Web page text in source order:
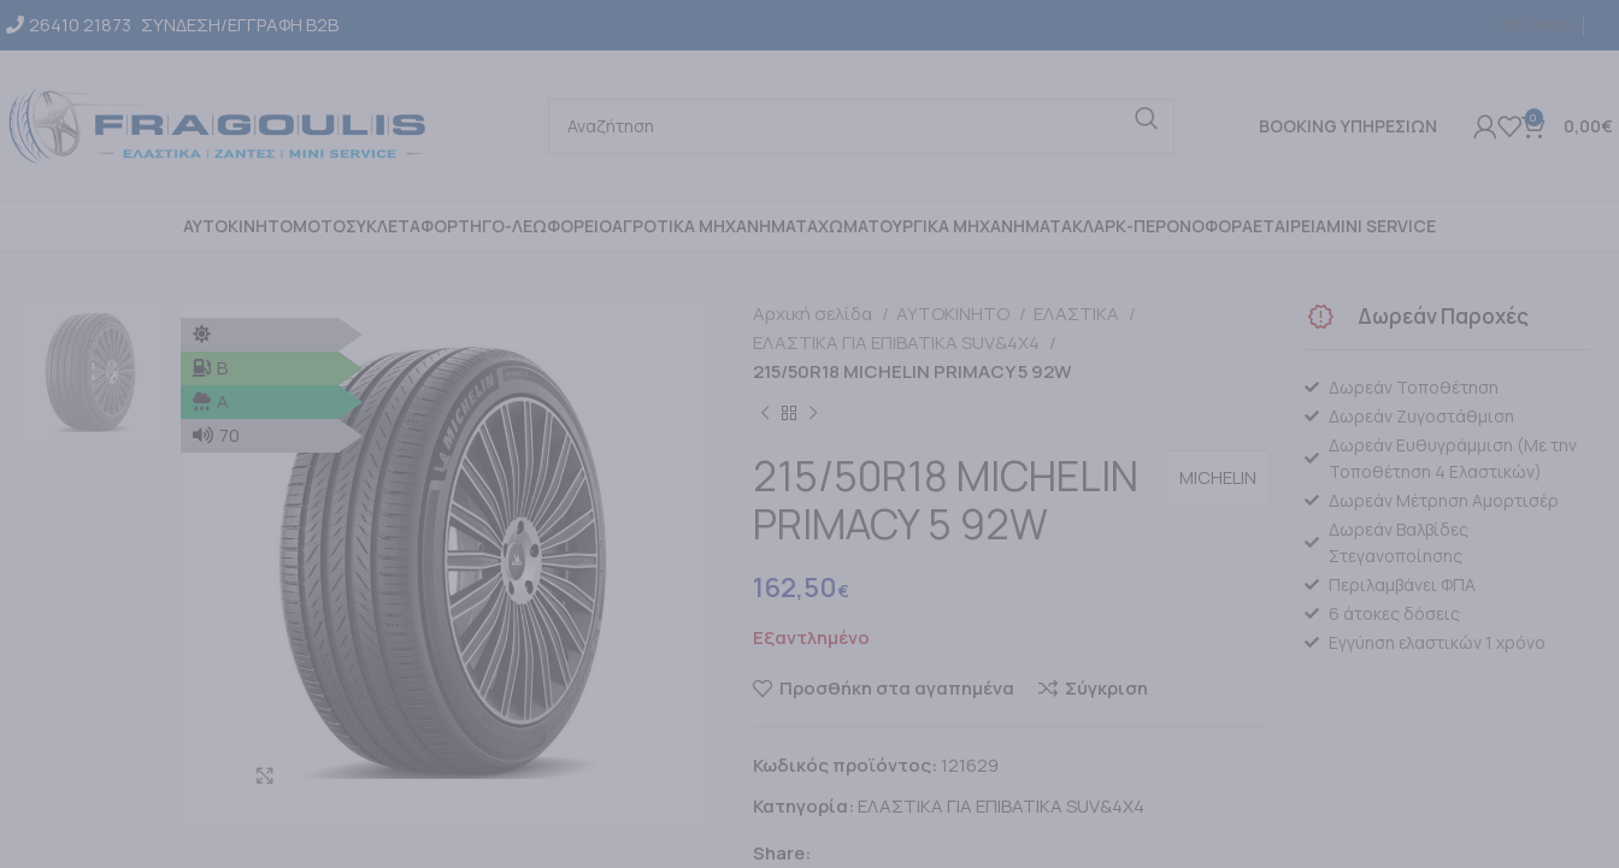
26410 21873 ΣΥΝΔΕΣΗ/ΕΓΓΡΑΦΗ Β2Β
BOOKING ΥΠΗΡΕΣΙΩΝ 0 0,00€
ΑΥΤΟΚΙΝΗΤΟΜΟΤΟΣΥΚΛΕΤΑΦΟΡΤΗΓΟ-ΛΕΩΦΟΡΕΙΟΑΓΡΟΤΙΚΑ ΜΗΧΑΝΗΜΑΤΑΧΩΜΑΤΟΥΡΓΙΚΑ ΜΗΧΑΝΗΜΑΤΑΚΛΑΡΚ-ΠΕΡΟΝΟΦΟΡΑΕΤΑΙΡΕΙΑMINI SERVICE
B
A
70
Κάντε κλικ για μεγέθυνση
Αρχική σελίδα ΑΥΤΟΚΙΝΗΤΟ
ΕΛΑΣΤΙΚΑ
ΕΛΑΣΤΙΚΑ ΓΙΑ ΕΠΙΒΑΤΙΚΑ SUV&4X4
215/50R18 MICHELIN PRIMACY 5 92W
215/50R18 MICHELIN
PRIMACY 5 92W
MICHELIN
162,50€
Εξαντλημένο
Προσθήκη στα αγαπημένα Σύγκριση
Κωδικός προϊόντος: 121629
Κατηγορία: ΕΛΑΣΤΙΚΑ ΓΙΑ ΕΠΙΒΑΤΙΚΑ SUV&4X4
Share:
Δωρεάν Παροχές
Δωρεάν Τοποθέτηση
Δωρεάν Ζυγοστάθμιση
Δωρεάν Ευθυγράμμιση (Με την
Τοποθέτηση 4 Ελαστικών)
Δωρεάν Μέτρηση Αμορτισέρ
Δωρεάν Βαλβίδες
Στεγανοποίησης
Περιλαμβάνει ΦΠΑ
6 άτοκες δόσεις
Εγγύηση ελαστικών 1 χρόνο